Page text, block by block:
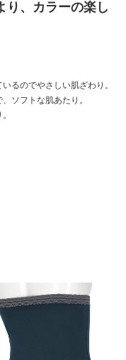
り、カラーの楽し
るのでやさしい肌ざわり。
ソフトな肌あたり。